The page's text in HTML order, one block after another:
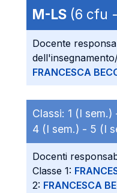
M-LS (6 cfu
Docente
FRANCESCA
Classi: 1 (I sem.)
4 (I sem.) - 5 (I
Docenti
Classe 1:
2: FRANCESCA